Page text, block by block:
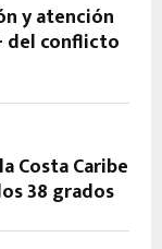
y atención
del conflicto
Costa Caribe
38 grados